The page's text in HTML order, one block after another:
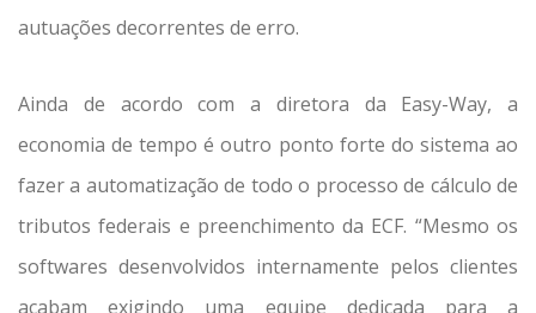
autuações decorrentes de erro.
Ainda de acordo com a diretora da Easy-Way, a
economia de tempo é outro ponto forte do sistema ao
fazer a automatização de todo o processo de cálculo de
tributos federais e preenchimento da ECF. “Mesmo os
softwares desenvolvidos internamente pelos clientes
acabam exigindo uma equipe dedicada para a